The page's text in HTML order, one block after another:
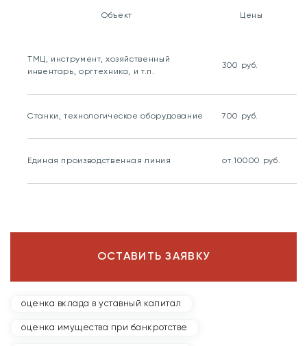
Объект Цены
ТМЦ, инструмент, хозяйственный
инвентарь, оргтехника, и т.п.
300 руб.
Станки, технологическое оборудование 700 руб.
Единая производственная линия от 10000 руб.
ОСТАВИТЬ ЗАЯВКУ
оценка вклада в уставный капитал
оценка имущества при банкротстве